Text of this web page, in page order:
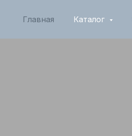
Главная Каталог